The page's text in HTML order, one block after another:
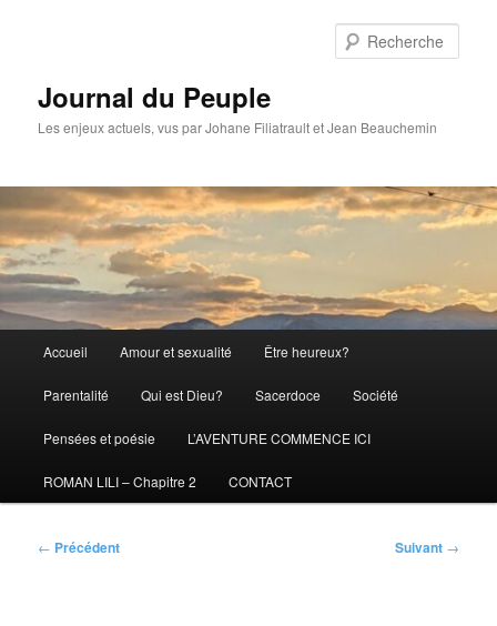
Journal du Peuple
Les enjeux actuels, vus par Johane Filiatrault et Jean Beauchemin
principal
Accueil Amour et sexualité Être heureux?
Parentalité Qui est Dieu? Sacerdoce Société
Pensées et poésie L’AVENTURE COMMENCE ICI
ROMAN LILI – Chapitre 2 CONTACT
Navigation
← Précédent Suivant →